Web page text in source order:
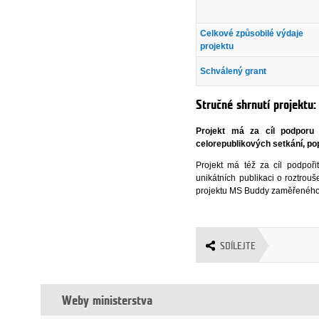
Celkové způsobilé výdaje
projektu
Schválený grant
Stručné shrnutí projektu:
Projekt má za cíl podporu
celorepublikových setkání,
Projekt má též za cíl
unikátních publikaci o
projektu MS Buddy
SDÍLEJTE
Weby ministerstva